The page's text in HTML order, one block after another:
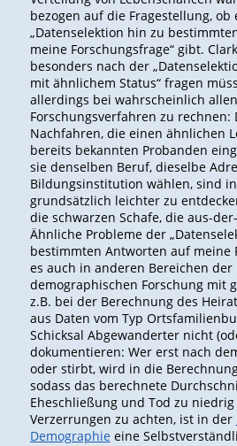
bezogen auf die Fragestellung, ob
„Datenselektion hin zu
meine Forschungsfrage“ gibt.
besonders nach der
mit ähnlichem Status“ fragen
allerdings bei wahrscheinlich
Forschungsverfahren zu rechnen:
Nachfahren, die einen ähnlichen
bereits bekannten Probanden
sie denselben Beruf, dieselbe
Bildungsinstitution wählen, sind
grundsätzlich leichter zu
die schwarzen Schafe, die aus-
Ähnliche Probleme der
bestimmten Antworten auf meine
es auch in anderen Bereichen der
demographischen Forschung mit
z.B. bei der Berechnung des
aus Daten vom Typ
Schicksal Abgewanderter nicht
dokumentieren: Wer erst nach
oder stirbt, wird in die
sodass das berechnete
Eheschließung und Tod zu
Verzerrungen zu achten, ist in der
Demographie eine